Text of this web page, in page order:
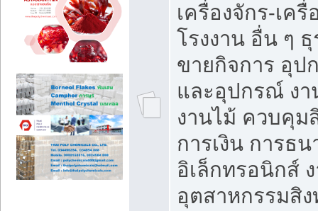
เครื่องจักร-เค
โรงงาน อื่น ๆ
ขายกิจการ อุป
และอุปกรณ์ ง
งานไม้ ควบคุม
การเงิน การธ
อิเล็กทรอนิกส์
อุตสาหกรรมสิ